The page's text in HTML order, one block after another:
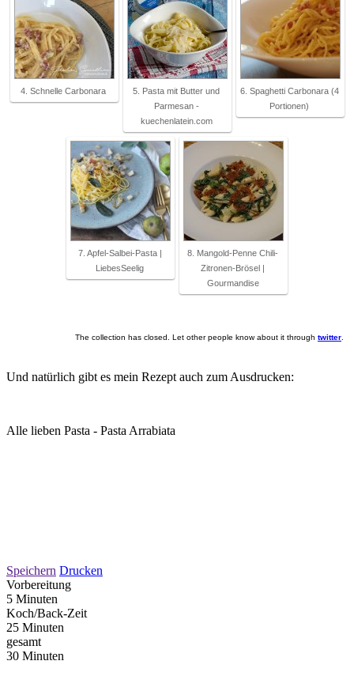
4. Schnelle Carbonara
5. Pasta mit Butter und
Parmesan -
kuechenlatein.com
6. Spaghetti Carbonara (4
Portionen)
7. Apfel-Salbei-Pasta |
LiebesSeelig
8. Mangold-Penne Chili-
Zitronen-Brösel |
Gourmandise
The collection has closed. Let other people know about it through twitter
Und natürlich gibt es mein Rezept auch zum Ausdrucken:
Alle lieben Pasta - Pasta Arrabiata
Speichern Drucken
Vorbereitung
5 Minuten
Koch/Back-Zeit
25 Minuten
gesamt
30 Minuten